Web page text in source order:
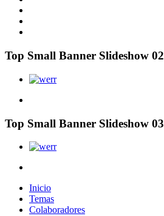
Top Small Banner Slideshow 02
Top Small Banner Slideshow 03
Inicio
Temas
Colaboradores